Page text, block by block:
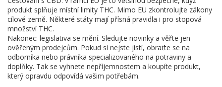
produkt splňuje místní limity THC. Mimo EU zkontrolujte zákony
cílové země. Některé státy mají přísná pravidla i pro stopová
množství THC.
Nakonec: legislativa se mění. Sledujte novinky a věřte jen
ověřeným prodejcům. Pokud si nejste jistí, obraťte se na
odborníka nebo právníka specializovaného na potraviny a
doplňky. Tak se vyhnete nepříjemnostem a koupíte produkt,
který opravdu odpovídá vašim potřebám.